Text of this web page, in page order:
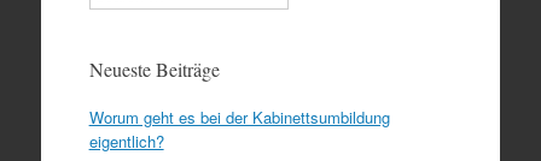
Neueste Beiträge
Worum geht es bei der Kabinettsumbildung
eigentlich?